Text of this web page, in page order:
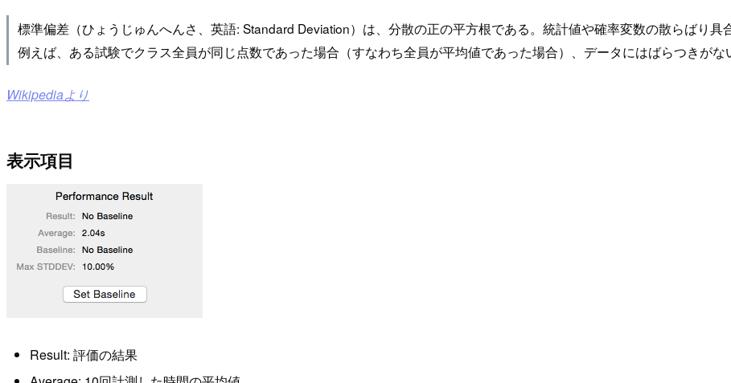
標準偏差（ひょうじゅんへんさ、英語: Standard Deviation）は、分散の正の平方根である。統計値や確率変数の散らばり具
例えば、ある試験でクラス全員が同じ点数であった場合（すなわち全員が平均値であった場合）、データにはばらつきがな
Wikipediaより
表示項目
Result: 評価の結果